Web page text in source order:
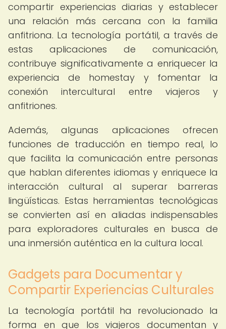
compartir experiencias diarias y establecer
una relación más cercana con la familia
anfitriona. La tecnología portátil, a través de
estas aplicaciones de comunicación,
contribuye significativamente a enriquecer la
experiencia de homestay y fomentar la
conexión intercultural entre viajeros y
anfitriones.
Además, algunas aplicaciones ofrecen
funciones de traducción en tiempo real, lo
que facilita la comunicación entre personas
que hablan diferentes idiomas y enriquece la
interacción cultural al superar barreras
lingüísticas. Estas herramientas tecnológicas
se convierten así en aliadas indispensables
para exploradores culturales en busca de
una inmersión auténtica en la cultura local.
Gadgets para Documentar y
Compartir Experiencias Culturales
La tecnología portátil ha revolucionado la
forma en que los viajeros documentan y